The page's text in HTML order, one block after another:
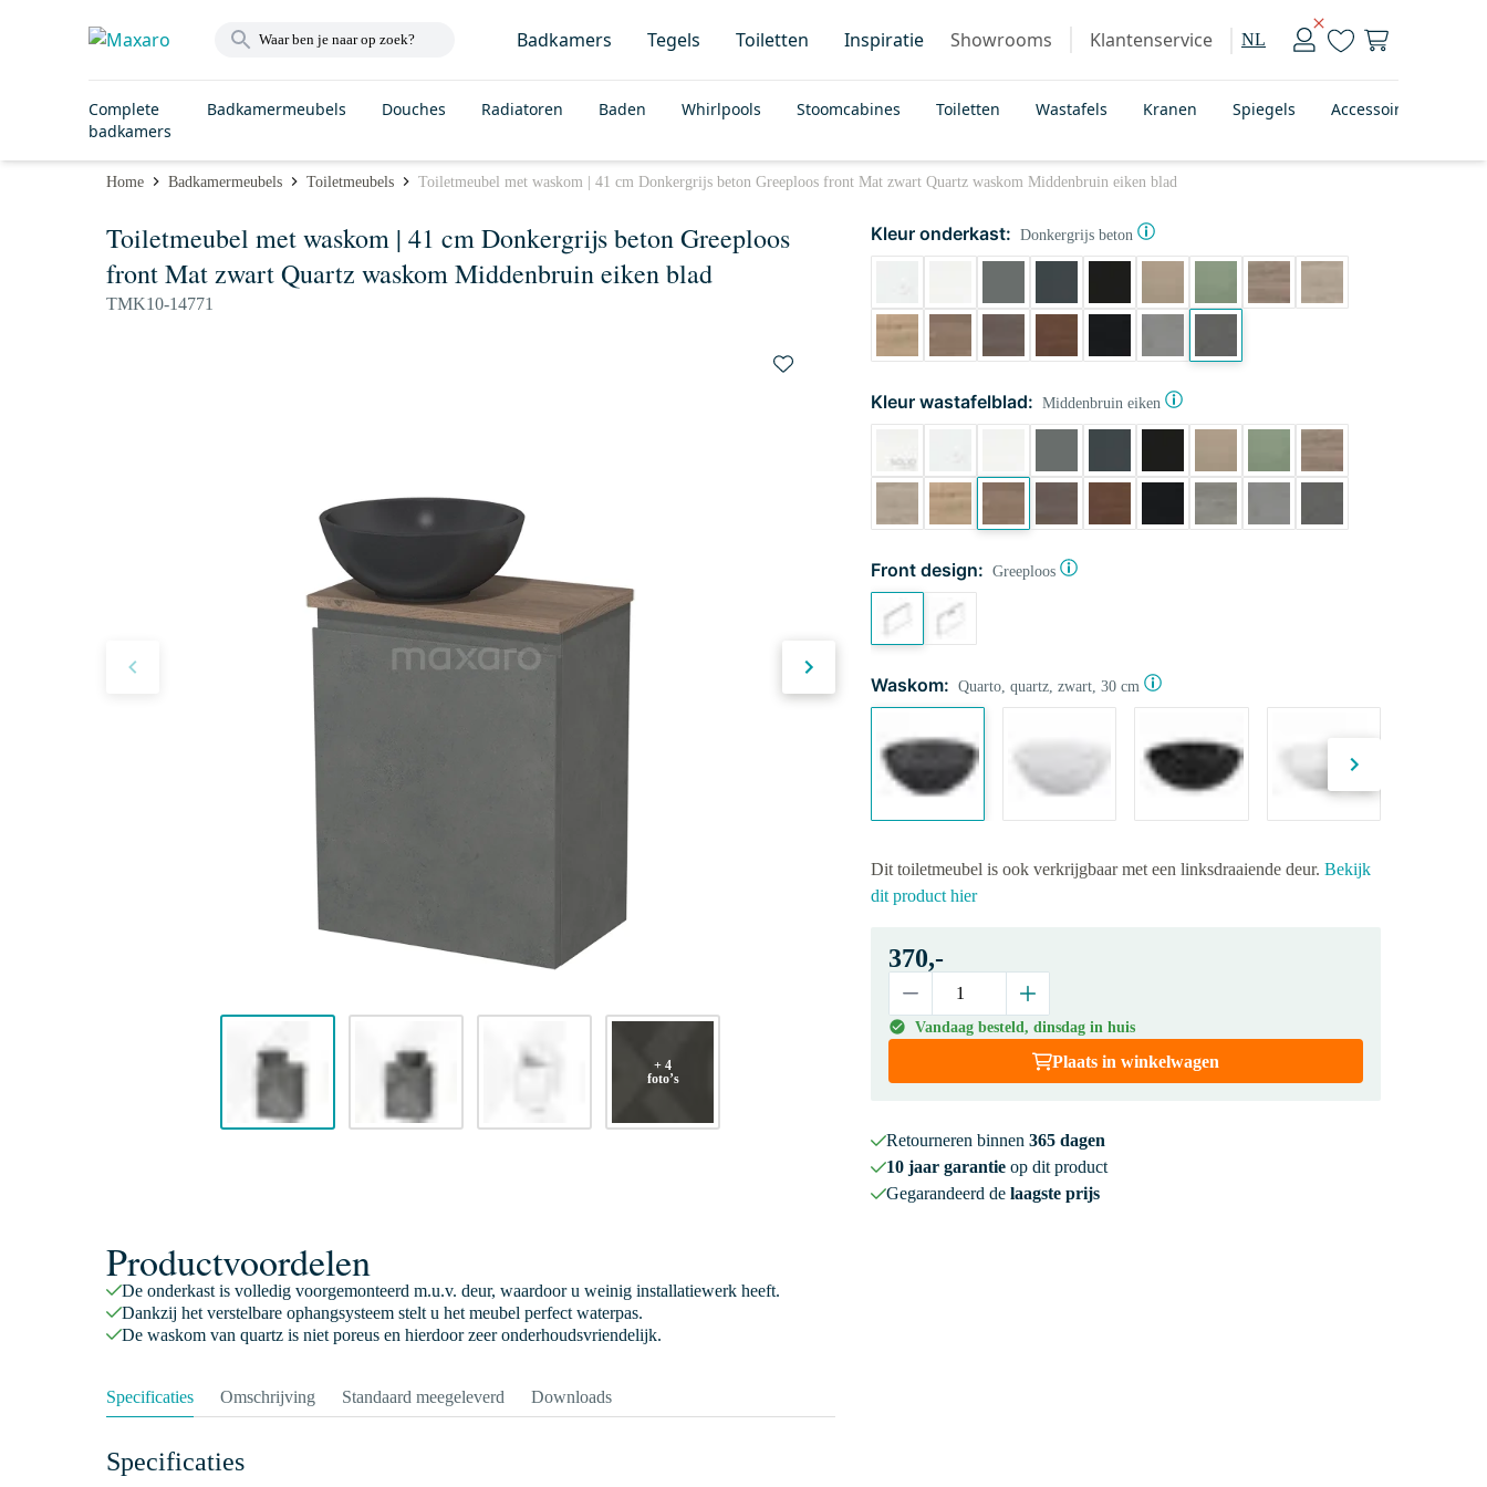
Badkamers Tegels Toiletten Inspiratie Showrooms Klantenservice NL
Complete
badkamers
Badkamermeubels Douches Radiatoren Baden Whirlpools Stoomcabines Toiletten Wastafels Kranen Spiegels Accessoires
Home Badkamermeubels Toiletmeubels Toiletmeubel met waskom | 41 cm Donkergrijs beton Greeploos front Mat zwart Quartz waskom Middenbruin eiken blad
Toiletmeubel met waskom | 41 cm Donkergrijs beton Greeploos
front Mat zwart Quartz waskom Middenbruin eiken blad
TMK10-14771
+ 4
foto’s
Dit toiletmeubel is ook verkrijgbaar met een linksdraaiende deur. Bekijk
dit product hier
Kleur onderkast: Donkergrijs beton
Kleur wastafelblad: Middenbruin eiken
Front design: Greeploos
Waskom: Quarto, quartz, zwart, 30 cm
370,-
Vandaag besteld, dinsdag in huis
Plaats in winkelwagen
Retourneren binnen 365 dagen
10 jaar garantieop dit product
Gegarandeerd de laagste prijs
Productvoordelen
De onderkast is volledig voorgemonteerd m.u.v. deur, waardoor u weinig installatiewerk heeft.
Dankzij het verstelbare ophangsysteem stelt u het meubel perfect waterpas.
De waskom van quartz is niet poreus en hierdoor zeer onderhoudsvriendelijk.
Specificaties Omschrijving Standaard meegeleverd Downloads
Specificaties